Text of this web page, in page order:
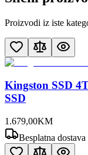
Proizvodi iz iste
Kingston SSD
SSD
1.679,00KM
Besplatna dostava